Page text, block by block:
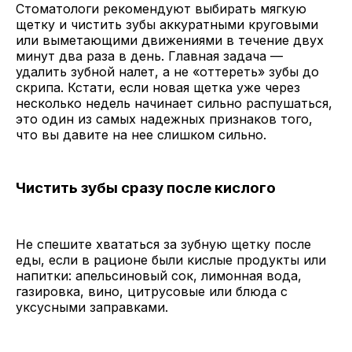
Стоматологи рекомендуют выбирать мягкую
щетку и чистить зубы аккуратными круговыми
или выметающими движениями в течение двух
минут два раза в день. Главная задача —
удалить зубной налет, а не «оттереть» зубы до
скрипа. Кстати, если новая щетка уже через
несколько недель начинает сильно распушаться,
это один из самых надежных признаков того,
что вы давите на нее слишком сильно.
Чистить зубы сразу после кислого
Не спешите хвататься за зубную щетку после
еды, если в рационе были кислые продукты или
напитки: апельсиновый сок, лимонная вода,
газировка, вино, цитрусовые или блюда с
уксусными заправками.